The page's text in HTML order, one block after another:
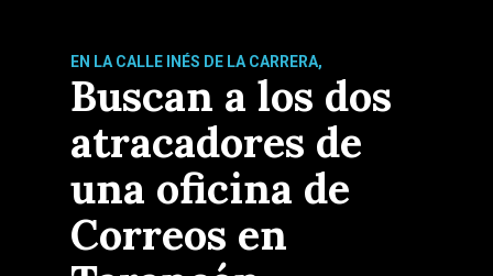
EN LA CALLE INÉS DE LA CARRERA,
Buscan a los dos
atracadores de
una oficina de
Correos en